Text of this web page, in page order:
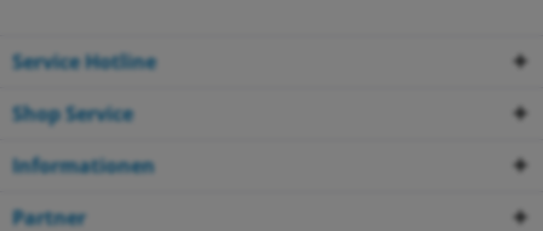
Service Hotline
Shop Service
Informationen
Partner